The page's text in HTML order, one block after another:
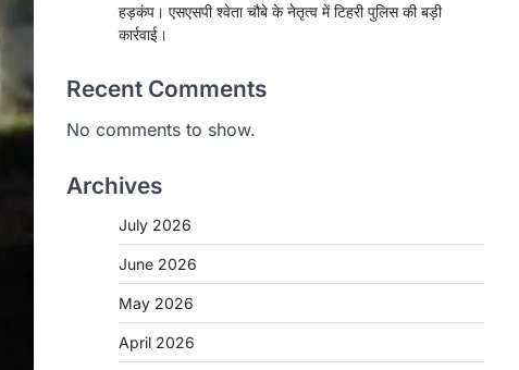
हड़कंप। एसएसपी श्वेता चौबे के नेतृत्व में टिहरी पुलिस की बड़ी
कार्रवाई।
Recent Comments
No comments to show.
Archives
July 2026
June 2026
May 2026
April 2026